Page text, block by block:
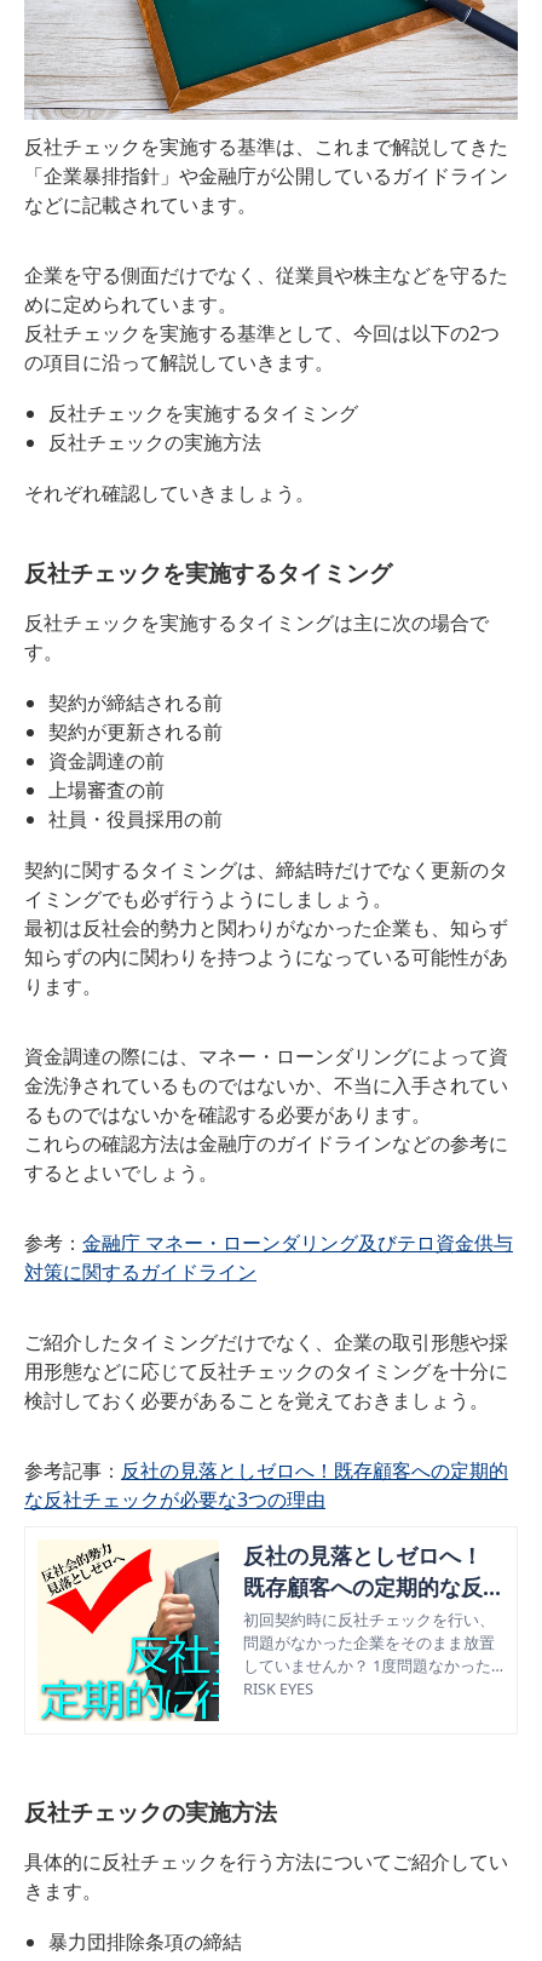
反社チェックを実施する基準は、これまで解説してきた
「企業暴排指針」や金融庁が公開しているガイドライン
などに記載されています。
企業を守る側面だけでなく、従業員や株主などを守るた
めに定められています。
反社チェックを実施する基準として、今回は以下の2つ
の項目に沿って解説していきます。
反社チェックを実施するタイミング
反社チェックの実施方法
それぞれ確認していきましょう。
反社チェックを実施するタイミング
反社チェックを実施するタイミングは主に次の場合で
す。
契約が締結される前
契約が更新される前
資金調達の前
上場審査の前
社員・役員採用の前
契約に関するタイミングは、締結時だけでなく更新のタ
イミングでも必ず行うようにしましょう。
最初は反社会的勢力と関わりがなかった企業も、知らず
知らずの内に関わりを持つようになっている可能性があ
ります。
資金調達の際には、マネー・ローンダリングによって資
金洗浄されているものではないか、不当に入手されてい
るものではないかを確認する必要があります。
これらの確認方法は金融庁のガイドラインなどの参考に
するとよいでしょう。
参考： 金融庁 マネー・ローンダリング及びテロ資金供与
対策に関するガイドライン
ご紹介したタイミングだけでなく、企業の取引形態や採
用形態などに応じて反社チェックのタイミングを十分に
検討しておく必要があることを覚えておきましょう。
参考記事： 反社の見落としゼロへ！既存顧客への定期的
な反社チェックが必要な3つの理由
反社の見落としゼロへ！
既存顧客への定期的な反社
チェックが必要な3つの理
由
初回契約時に反社チェックを行い、
問題がなかった企業をそのまま放置
していませんか？ 1度問題なかった
からといって、2度目3度目が問題な
RISK EYES
反社チェックの実施方法
具体的に反社チェックを行う方法についてご紹介してい
きます。
暴力団排除条項の締結